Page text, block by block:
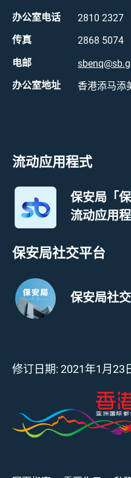
办公室电话 2810 2327
传真 2868 5074
电邮
办公室地址 香港添马添
流动应用程式
保安局「
流动应用
保安局社交平台
保安局社
修订日期:2021年1月23